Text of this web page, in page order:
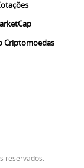
Criptomoedas
reservados.